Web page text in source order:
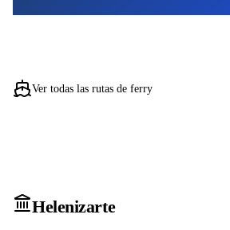
Ver todas las rutas de ferry
Helenizarte